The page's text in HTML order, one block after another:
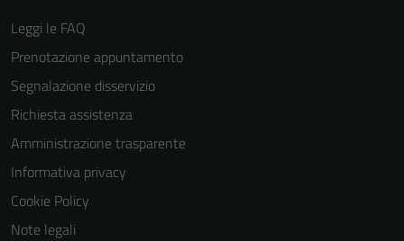
Leggi le FAQ
Prenotazione appuntamento
Segnalazione disservizio
Richiesta assistenza
Amministrazione trasparente
Informativa privacy
Cookie Policy
Note legali